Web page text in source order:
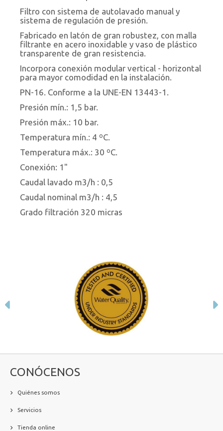
Filtro con sistema de autolavado manual y
sistema de regulación de presión.
Fabricado en latón de gran robustez, con malla
filtrante en acero inoxidable y vaso de plástico
transparente de gran resistencia.
Incorpora conexión modular vertical - horizontal
para mayor comodidad en la instalación.
PN-16. Conforme a la UNE-EN 13443-1.
Presión mín.: 1,5 bar.
Presión máx.: 10 bar.
Temperatura mín.: 4 ºC.
Temperatura máx.: 30 ºC.
Conexión: 1"
Caudal lavado m3/h : 0,5
Caudal nominal m3/h : 4,5
Grado filtración 320 micras
CONÓCENOS
Quiénes somos
Servicios
Tienda online